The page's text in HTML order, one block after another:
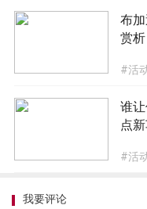
布
赏析
#活
谁
点
#活
我要评论